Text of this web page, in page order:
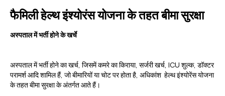
फैमिली हेल्थ इंश्योरंस योजना के तहत बीमा सुरक्षा
अस्पताल में भर्ती होने के खर्चे
अस्पताल में भर्ती होने का खर्च, जिसमें कमरे का किराया, सर्जरी खर्च, ICU शुल्क, डॉक्टर
परामर्श आदि शामिल हैं, जो बीमारियों या चोट पर होता है, अधिकांश हेल्थ इंश्योरेंस योजना
के तहत बीमा सुरक्षा के अंतर्गत आते हैं।